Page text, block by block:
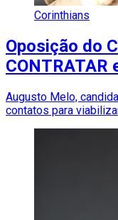
Corinthians
Oposição do
CONTRATAR
Augusto Melo,
contatos para